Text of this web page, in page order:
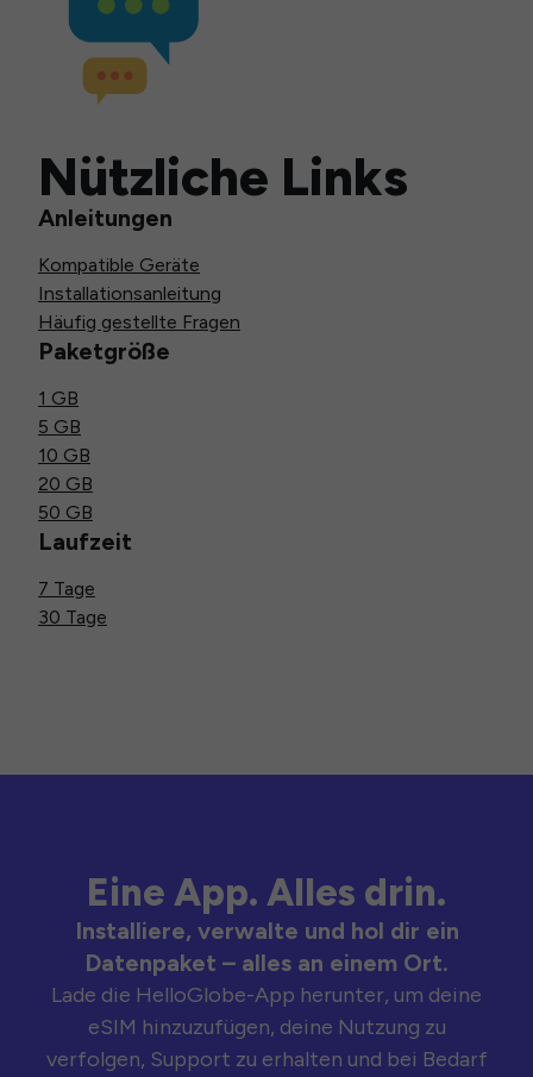
Nützliche Links
Anleitungen
Kompatible Geräte
Installationsanleitung
Häufig gestellte Fragen
Paketgröße
1 GB
5 GB
10 GB
20 GB
50 GB
Laufzeit
7 Tage
30 Tage
Eine App. Alles drin.
Installiere, verwalte und hol dir ein
Datenpaket – alles an einem Ort.
Lade die HelloGlobe-App herunter, um deine
eSIM hinzuzufügen, deine Nutzung zu
verfolgen, Support zu erhalten und bei Bedarf